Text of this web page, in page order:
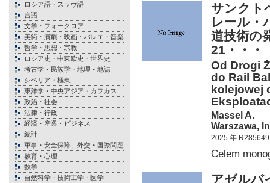
ロシア語・スラヴ語
言語
文学・フォークロア
美術・演劇・映画・バレエ・音楽
哲学・思想・宗教
ロシア史・中東欧史・世界史
考古学・民族学・地理・地誌
シベリア・極東
東洋学・中央アジア・カフカス
政治・社会
法律・行政
経済・産業・ビジネス
統計
軍事・安全保障、外交・国際問題
教育・心理
数学
自然科学・技術工学・医学
サンクト
レール
道技術
21・・・
Od Drogi
do Rail
kolejowej
Massel A.
Warszawa,
2025 年 R285649
Celem
アゼルバ